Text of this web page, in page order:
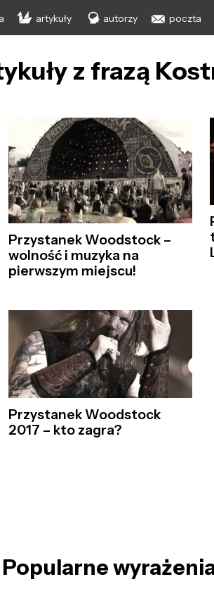
artykuły autorzy poczta
z frazą
Przystanek Woodstock –
wolność i muzyka na
pierwszym miejscu!
Przystanek Woodstock
2017 – kto zagra?
Popularne